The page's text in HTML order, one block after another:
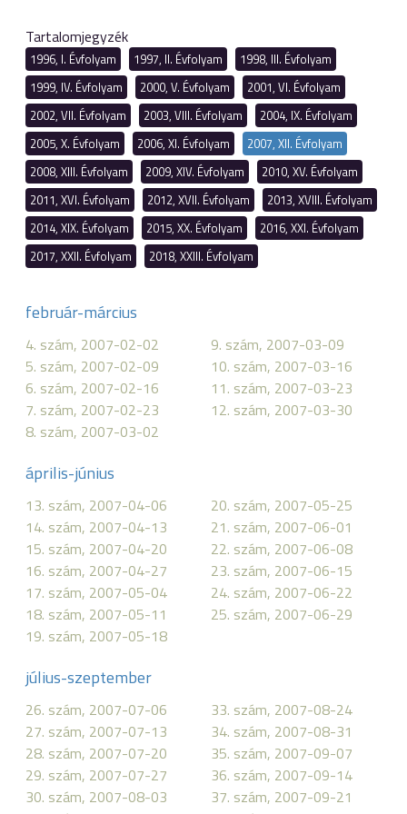
Tartalomjegyzék
1996, I. Évfolyam 1997, II. Évfolyam
1998, III. Évfolyam
1999, IV. Évfolyam
2000, V. Évfolyam
2001, VI. Évfolyam
2002, VII. Évfolyam
2003, VIII. Évfolyam
2004, IX. Évfolyam
2005, X. Évfolyam
2006, XI. Évfolyam
2007, XII. Évfolyam
2008, XIII. Évfolyam
2009, XIV. Évfolyam
2010, XV. Évfolyam
2011, XVI. Évfolyam
2012, XVII. Évfolyam
2013, XVIII. Évfolyam
2014, XIX. Évfolyam
2015, XX. Évfolyam
2016, XXI. Évfolyam
2017, XXII. Évfolyam
2018, XXIII. Évfolyam
február-március
4. szám, 2007-02-02
5. szám, 2007-02-09
6. szám, 2007-02-16
7. szám, 2007-02-23
8. szám, 2007-03-02
9. szám, 2007-03-09
10. szám, 2007-03-16
11. szám, 2007-03-23
12. szám, 2007-03-30
április-június
13. szám, 2007-04-06
14. szám, 2007-04-13
15. szám, 2007-04-20
16. szám, 2007-04-27
17. szám, 2007-05-04
18. szám, 2007-05-11
19. szám, 2007-05-18
20. szám, 2007-05-25
21. szám, 2007-06-01
22. szám, 2007-06-08
23. szám, 2007-06-15
24. szám, 2007-06-22
25. szám, 2007-06-29
július-szeptember
26. szám, 2007-07-06
27. szám, 2007-07-13
28. szám, 2007-07-20
29. szám, 2007-07-27
30. szám, 2007-08-03
33. szám, 2007-08-24
34. szám, 2007-08-31
35. szám, 2007-09-07
36. szám, 2007-09-14
37. szám, 2007-09-21